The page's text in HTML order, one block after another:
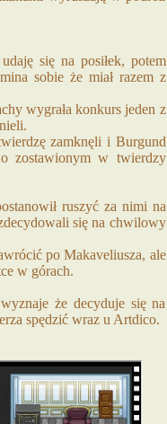
się na posiłek, potem
sobie że miał razem z
wygrała konkurs jeden z
zamknęli i Burgund
zostawionym w twierdzy
ruszyć za nimi na
się na chwilowy
po Makaveliusza, ale
w górach.
że decyduje się na
spędzić wraz u Artdico.